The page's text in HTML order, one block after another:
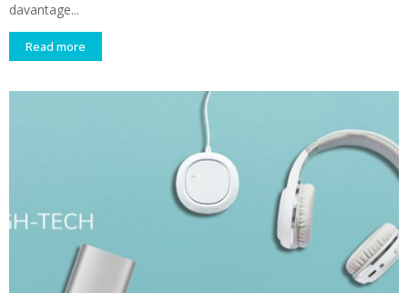
davantage...
Read more